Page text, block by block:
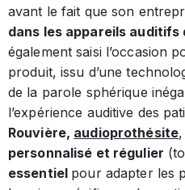
avant le fait que son
dans les appareils auditifs
également saisi l’occasion
produit, issu d’une
de la parole sphérique
l’expérience auditive des
Rouvière, audioprothésite
personnalisé et régulier
essentiel pour adapter les